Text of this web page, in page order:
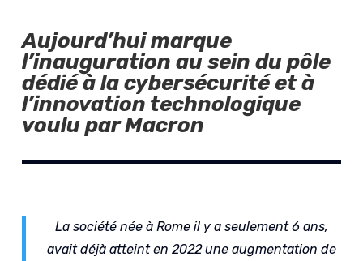
Aujourd’hui marque
l’inauguration au sein du pôle
dédié à la cybersécurité et à
l’innovation technologique
voulu par Macron
La société née à Rome il y a seulement 6 ans,
avait déjà atteint en 2022 une augmentation de